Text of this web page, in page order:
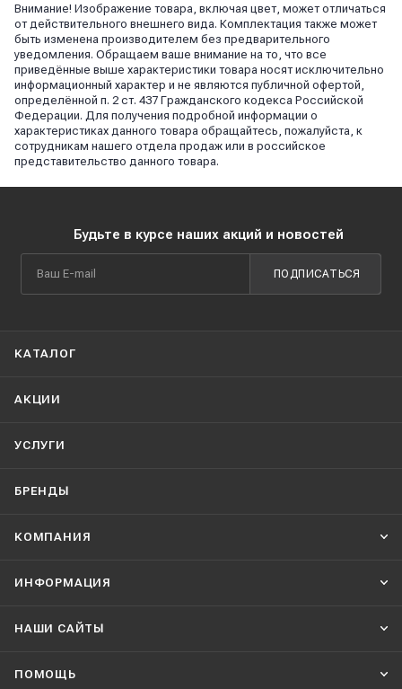
Внимание! Изображение товара, включая цвет, может отличаться
от действительного внешнего вида. Комплектация также может
быть изменена производителем без предварительного
уведомления. Обращаем ваше внимание на то, что все
приведённые выше характеристики товара носят исключительно
информационный характер и не являются публичной офертой,
определённой п. 2 ст. 437 Гражданского кодекса Российской
Федерации. Для получения подробной информации о
характеристиках данного товара обращайтесь, пожалуйста, к
сотрудникам нашего отдела продаж или в российское
представительство данного товара.
Будьте в курсе наших акций и новостей
ПОДПИСАТЬСЯ
КАТАЛОГ
АКЦИИ
УСЛУГИ
БРЕНДЫ
КОМПАНИЯ
ИНФОРМАЦИЯ
НАШИ CАЙТЫ
ПОМОЩЬ